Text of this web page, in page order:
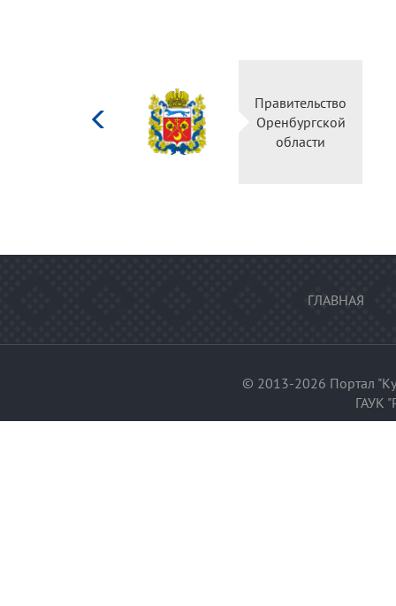
Министерство
культуры
Российской
федерации
ГЛАВНАЯ
© 2013-2026 Портал
ГАУК